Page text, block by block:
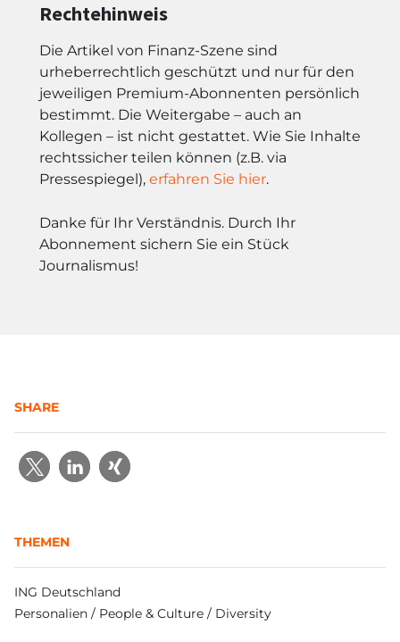
Rechtehinweis
Die Artikel von Finanz-Szene sind
urheberrechtlich geschützt und nur für den
jeweiligen Premium-Abonnenten persönlich
bestimmt. Die Weitergabe – auch an
Kollegen – ist nicht gestattet. Wie Sie Inhalte
rechtssicher teilen können (z.B. via
Pressespiegel), erfahren Sie hier.
Danke für Ihr Verständnis. Durch Ihr
Abonnement sichern Sie ein Stück
Journalismus!
SHARE
THEMEN
ING Deutschland
Personalien / People & Culture / Diversity